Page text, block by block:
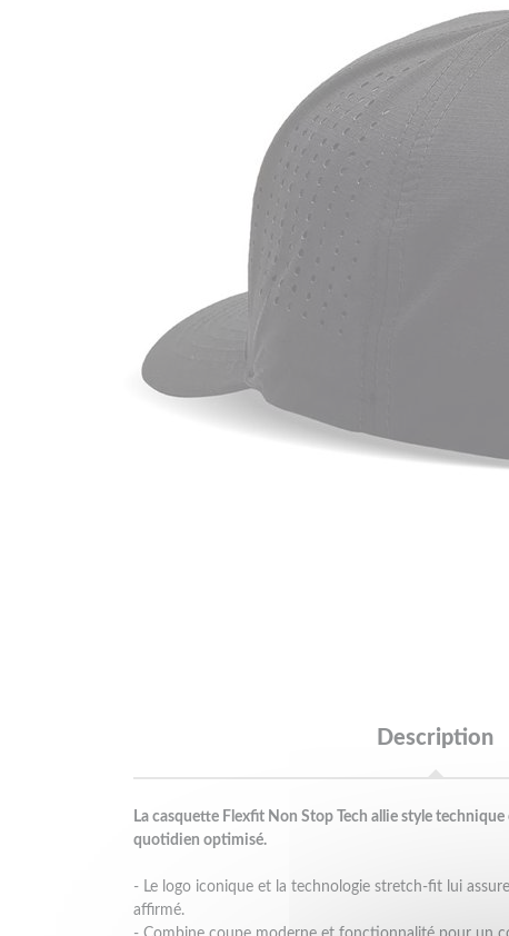
Description
La casquette Flexfit Non Stop Tech allie style
quotidien optimisé.
- Le logo iconique et la technologie stretch-fit lui
affirmé.